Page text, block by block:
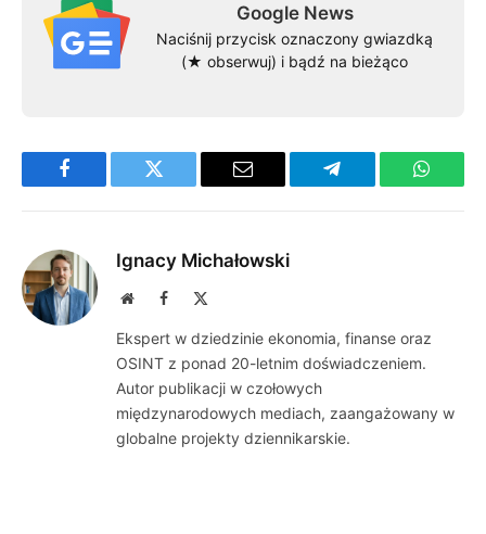
Google News
Naciśnij przycisk oznaczony gwiazdką
(★ obserwuj) i bądź na bieżąco
Facebook Twitter Email Telegram
Ignacy Michałowski
WebsiteFacebook
Ekspert w dziedzinie ekonomia, finanse oraz
OSINT z ponad 20-letnim doświadczeniem.
Autor publikacji w czołowych
międzynarodowych mediach, zaangażowany w
globalne projekty dziennikarskie.